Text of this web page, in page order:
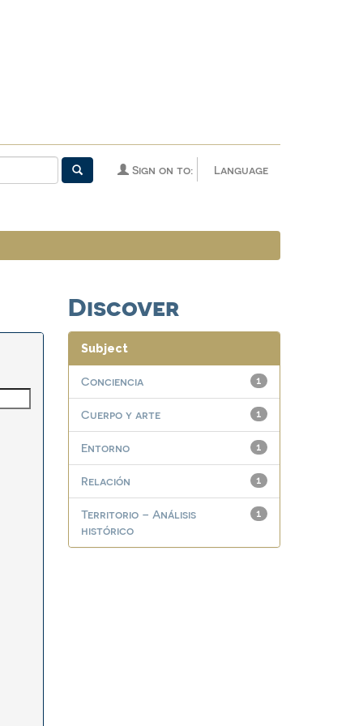
Language
Sign on to:
Discover
Subject
1
Conciencia
1
Cuerpo y arte
1
Entorno
1
Relación
1
Territorio – Análisis
histórico